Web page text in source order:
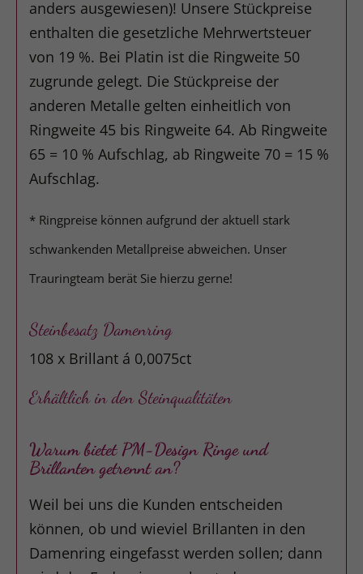
anders ausgewiesen)! Unsere Stückpreise
enthalten die gesetzliche Mehrwertsteuer
von 19 %. Bei Platin ist die Ringweite 50
zugrunde gelegt. Die Stückpreise der
anderen Metalle gelten einheitlich von
Ringweite 45 bis Ringweite 64. Ab Ringweite
65 = 10 % Aufschlag, ab Ringweite 70 = 15 %
Aufschlag.
* Ringpreise können aufgrund der aktuell stark
schwankenden Metallpreise abweichen. Unser
Trauringteam berät Sie hierzu gerne!
Steinbesatz Damenring
108 x Brillant á 0,0075ct
Erhältlich in den Steinqualitäten
Warum bietet PM-Design Ringe und
Brillanten getrennt an?
Weil bei uns die Kunden entscheiden
können, ob und wieviel Brillanten in den
Damenring eingefasst werden sollen; dann